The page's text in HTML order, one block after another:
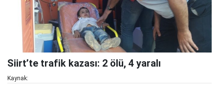
Siirt’te trafik kazası: 2 ölü, 4 yaralı
Kaynak: